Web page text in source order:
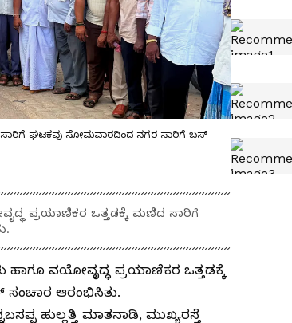
ಸಾರಿಗೆ ಘಟಕವು ಸೋಮವಾರದಿಂದ ನಗರ ಸಾರಿಗೆ ಬಸ್
ಪ್ರಯಾಣಿಕರ ಒತ್ತಡಕ್ಕೆ ಮಣಿದ ಸಾರಿಗೆ
ವಯೋವೃದ್ಧ ಪ್ರಯಾಣಿಕರ ಒತ್ತಡಕ್ಕೆ
ಆರಂಭಿಸಿತು.
ಹುಲ್ಲತ್ತಿ ಮಾತನಾಡಿ, ಮುಖ್ಯರಸ್ತೆ